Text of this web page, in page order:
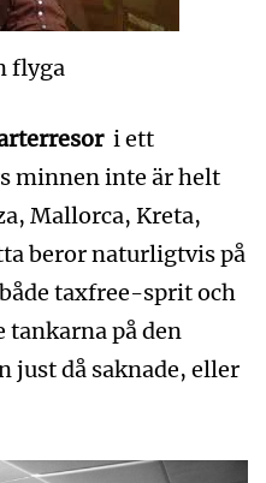
flyga
i ett
minnen inte är helt
Mallorca, Kreta,
beror naturligtvis på
taxfree-sprit och
tankarna på den
just då saknade, eller